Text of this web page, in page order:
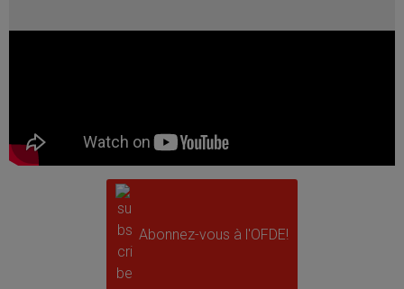
Abonnez-vous à l'OFDE!